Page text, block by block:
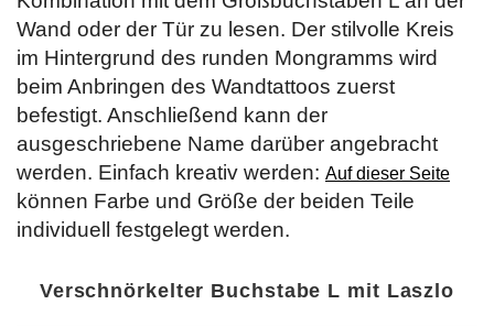
Wand oder der Tür zu lesen. Der stilvolle Kreis
im Hintergrund des runden Mongramms wird
beim Anbringen des Wandtattoos zuerst
befestigt. Anschließend kann der
ausgeschriebene Name darüber angebracht
werden. Einfach kreativ werden: Auf dieser Seite
können Farbe und Größe der beiden Teile
individuell festgelegt werden.
Verschnörkelter Buchstabe L mit Laszlo